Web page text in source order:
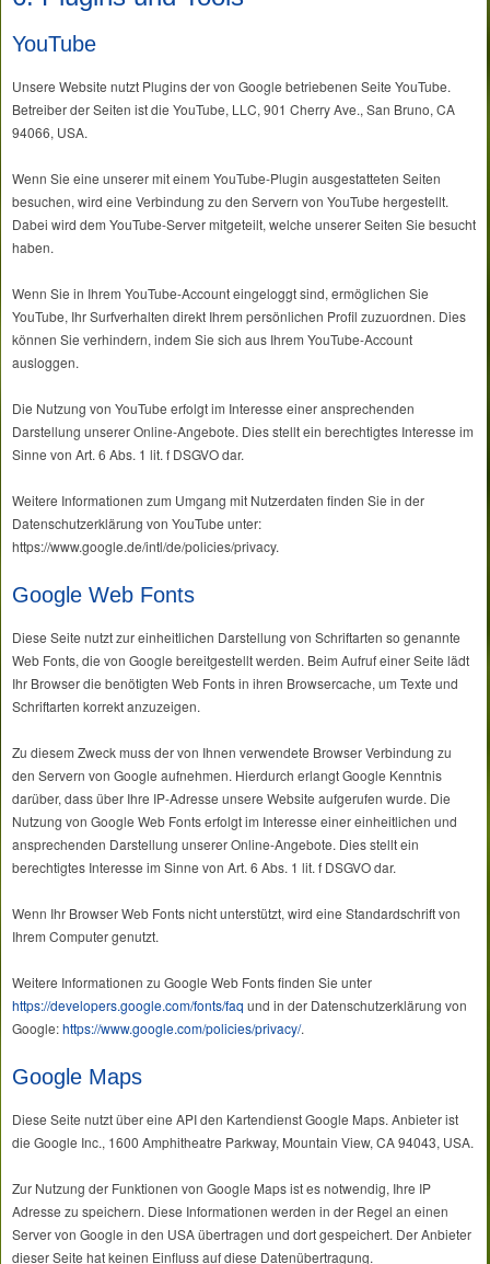
YouTube
Unsere Website nutzt Plugins der von Google betriebenen Seite YouTube.
Betreiber der Seiten ist die YouTube, LLC, 901 Cherry Ave., San Bruno, CA
94066, USA.
Wenn Sie eine unserer mit einem YouTube-Plugin ausgestatteten Seiten
besuchen, wird eine Verbindung zu den Servern von YouTube hergestellt.
Dabei wird dem YouTube-Server mitgeteilt, welche unserer Seiten Sie besucht
haben.
Wenn Sie in Ihrem YouTube-Account eingeloggt sind, ermöglichen Sie
YouTube, Ihr Surfverhalten direkt Ihrem persönlichen Profil zuzuordnen. Dies
können Sie verhindern, indem Sie sich aus Ihrem YouTube-Account
ausloggen.
Die Nutzung von YouTube erfolgt im Interesse einer ansprechenden
Darstellung unserer Online-Angebote. Dies stellt ein berechtigtes Interesse im
Sinne von Art. 6 Abs. 1 lit. f DSGVO dar.
Weitere Informationen zum Umgang mit Nutzerdaten finden Sie in der
Datenschutzerklärung von YouTube unter:
https://www.google.de/intl/de/policies/privacy.
Google Web Fonts
Diese Seite nutzt zur einheitlichen Darstellung von Schriftarten so genannte
Web Fonts, die von Google bereitgestellt werden. Beim Aufruf einer Seite lädt
Ihr Browser die benötigten Web Fonts in ihren Browsercache, um Texte und
Schriftarten korrekt anzuzeigen.
Zu diesem Zweck muss der von Ihnen verwendete Browser Verbindung zu
den Servern von Google aufnehmen. Hierdurch erlangt Google Kenntnis
darüber, dass über Ihre IP-Adresse unsere Website aufgerufen wurde. Die
Nutzung von Google Web Fonts erfolgt im Interesse einer einheitlichen und
ansprechenden Darstellung unserer Online-Angebote. Dies stellt ein
berechtigtes Interesse im Sinne von Art. 6 Abs. 1 lit. f DSGVO dar.
Wenn Ihr Browser Web Fonts nicht unterstützt, wird eine Standardschrift von
Ihrem Computer genutzt.
Weitere Informationen zu Google Web Fonts finden Sie unter
https://developers.google.com/fonts/faq und in der Datenschutzerklärung von
Google:https://www.google.com/policies/privacy/.
Google Maps
Diese Seite nutzt über eine API den Kartendienst Google Maps. Anbieter ist
die Google Inc., 1600 Amphitheatre Parkway, Mountain View, CA 94043, USA.
Zur Nutzung der Funktionen von Google Maps ist es notwendig, Ihre IP
Adresse zu speichern. Diese Informationen werden in der Regel an einen
Server von Google in den USA übertragen und dort gespeichert. Der Anbieter
dieser Seite hat keinen Einfluss auf diese Datenübertragung.